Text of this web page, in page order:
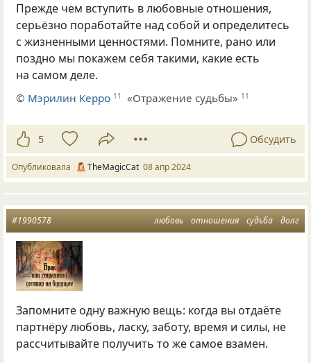
Прежде чем вступить в любовные отношения,
серьёзно поработайте над собой и определитесь
с жизненными ценностями. Помните, рано или
поздно мы покажем себя такими, какие есть
на самом деле.
© Мэрилин Керро 11 «Отражение судьбы» 11
5 Обсудить
Опубликовала TheMagicCat 08 апр 2024
любовь отношения судьба долг
#1990578
Запомните одну важную вещь: когда вы отдаёте
партнёру любовь, ласку, заботу, время и силы, не
рассчитывайте получить то же самое взамен.